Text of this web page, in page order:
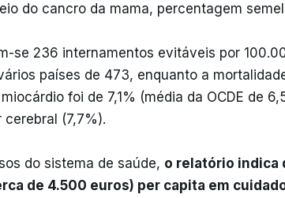
do cancro da mama, percentagem
se 236 internamentos evitáveis por
países de 473, enquanto a
foi de 7,1% (média da OCDE de
(7,7%).
do sistema de saúde, o relatório indica
de 4.500 euros) per capita em